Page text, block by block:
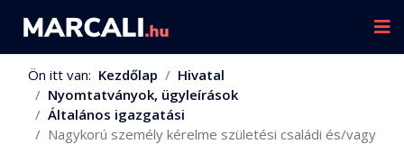
Ön itt van: Kezdőlap
Hivatal
Nyomtatványok, ügyleírások
Általános igazgatási
Nagykorú személy kérelme születési családi és/vagy